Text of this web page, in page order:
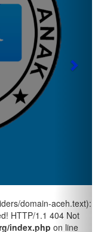
domain-aceh.text):
HTTP/1.1 404 Not
index.php on line
Next